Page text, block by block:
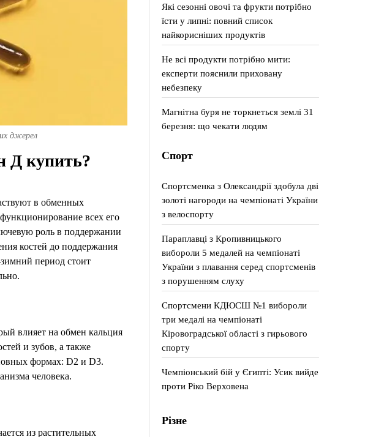
джерел
Д купить?
в обменных
всех его
роль в поддержании
костей до поддержания
период стоит
влияет на обмен кальция
и зубов, а также
формах: D2 и D3.
человека.
из растительных
Які сезонні овочі та фрукти потрібно
їсти у липні: повний список
найкорисніших продуктів
Не всі продукти потрібно мити:
експерти пояснили приховану
небезпеку
Магнітна буря не торкнеться землі 31
березня: що чекати людям
Спорт
Спортсменка з Олександрії здобула дві
золоті нагороди на чемпіонаті України
з велоспорту
Параплавці з Кропивницького
вибороли 5 медалей на чемпіонаті
України з плавання серед спортсменів
з порушенням слуху
Спортсмени КДЮСШ №1 вибороли
три медалі на чемпіонаті
Кіровоградської області з гирьового
спорту
Чемпіонський бій у Єгипті: Усик вийде
проти Ріко Верховена
Різне